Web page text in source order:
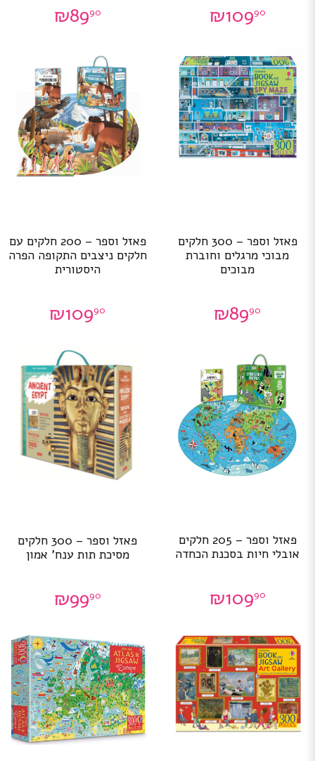
₪10990
₪8990
פאזל וספר – 300 חלקים
מבוכי מרגלים וחוברת
מבוכים
₪8990
פאזל וספר – 200 חלקים עם
חלקים ניצבים התקופה הפרה
היסטורית
₪10990
פאזל וספר – 205 חלקים
אובלי חיות בסכנת הכחדה
₪10990
פאזל וספר – 300 חלקים
מסיכת תות ענח’ אמון
₪9990